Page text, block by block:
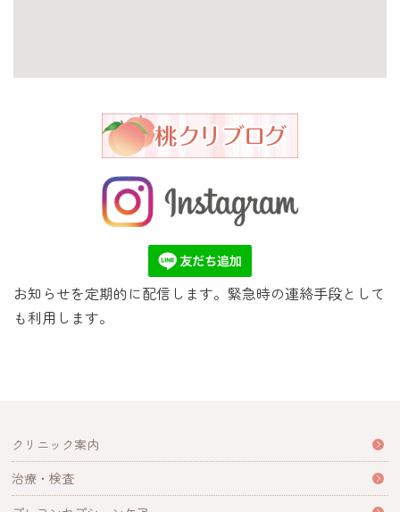
お知らせを定期的に配信します。緊急時の連絡手段として
も利用します。
クリニック案内
治療・検査